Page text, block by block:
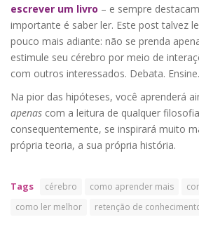
escrever um livro – e sempre
importante é saber ler. Este post talvez
pouco mais adiante: não se prenda
estimule seu cérebro por meio de
com outros interessados. Debata.
Na pior das hipóteses, você aprenderá
apenas com a leitura de qualquer
consequentemente, se inspirará muito
própria teoria, a sua própria história.
Tags cérebro como aprender mais
como ler melhor
retenção de